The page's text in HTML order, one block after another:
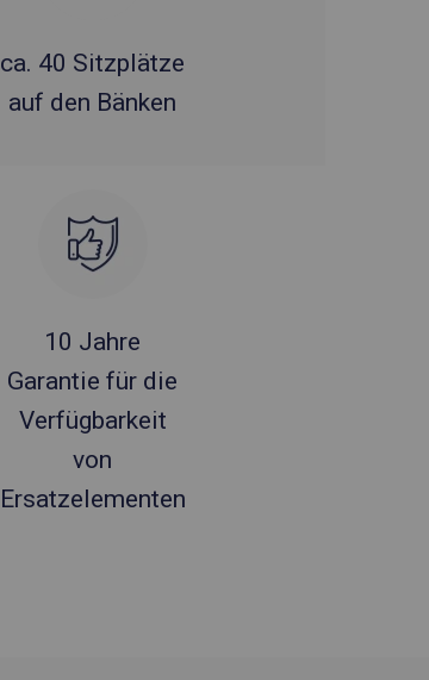
ca. 40 Sitzplätze
auf den Bänken
10 Jahre
Garantie für die
Verfügbarkeit
von
Ersatzelementen